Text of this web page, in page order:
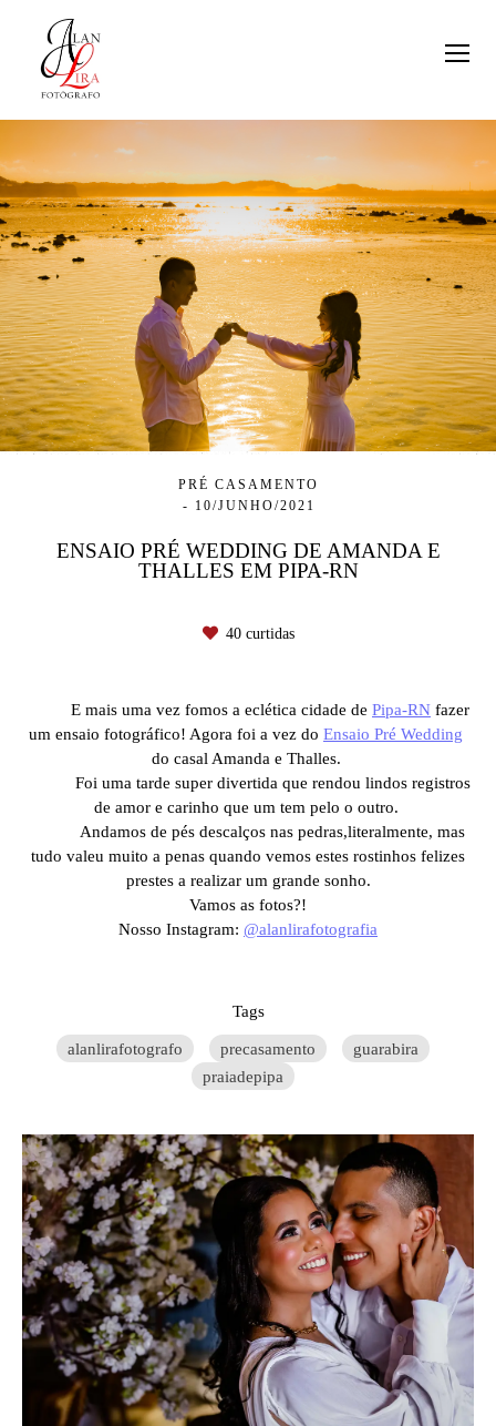
PRÉ CASAMENTO
10/JUNHO/2021
ENSAIO PRÉ WEDDING DE AMANDA E
THALLES EM PIPA-RN
40curtidas
E mais uma vez fomos a eclética cidade de Pipa-RN fazer
um ensaio fotográfico! Agora foi a vez do Ensaio Pré Wedding
do casal Amanda e Thalles.
Foi uma tarde super divertida que rendou lindos registros
de amor e carinho que um tem pelo o outro.
Andamos de pés descalços nas pedras,literalmente, mas
tudo valeu muito a penas quando vemos estes rostinhos felizes
prestes a realizar um grande sonho.
Vamos as fotos?!
Nosso Instagram: @alanlirafotografia
Tags
alanlirafotografo
precasamento
guarabira
praiadepipa